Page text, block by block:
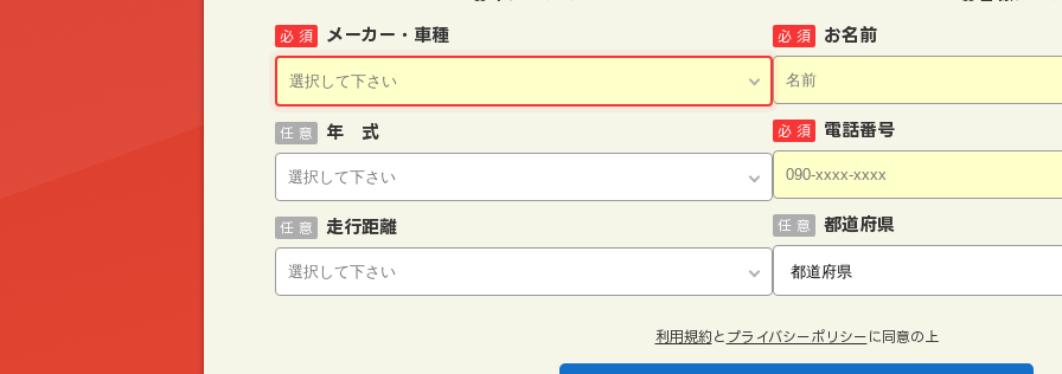
メーカー・車種
必 須
年 式
任 意
走行距離
任 意
お名前
必 須
電話番号
必 須
都道府県
任 意
利用規約 と プライバシーポリシー に同意の上